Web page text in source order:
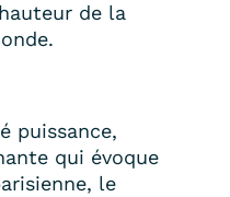
de la
puissance,
qui évoque
le